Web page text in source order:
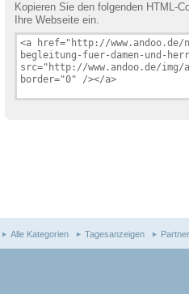
Kopieren Sie den folgenden HTML-
Ihre Webseite ein.
Alle Kategorien Tagesanzeigen Partner